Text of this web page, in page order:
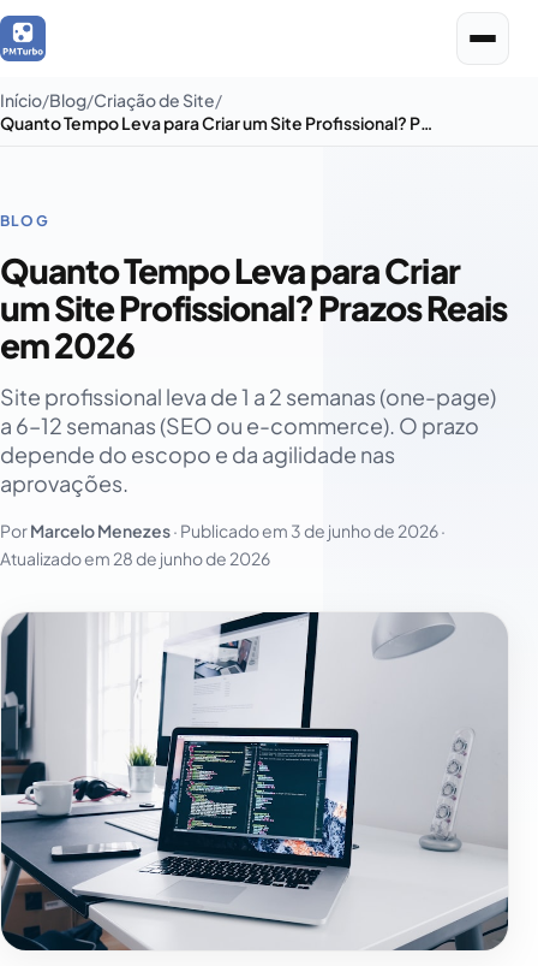
Início Blog Criação de Site
BLOG
Quanto Tempo Leva para Criar
um Site Profissional? Prazos Reais
em 2026
Site profissional leva de 1 a 2 semanas (one-page)
a 6–12 semanas (SEO ou e-commerce). O prazo
depende do escopo e da agilidade nas
aprovações.
PorMarcelo Menezes· Publicado em 3 de junho de 2026·
Atualizado em 28 de junho de 2026